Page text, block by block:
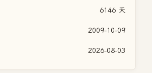
6146 天
2009-10-09
2026-08-03